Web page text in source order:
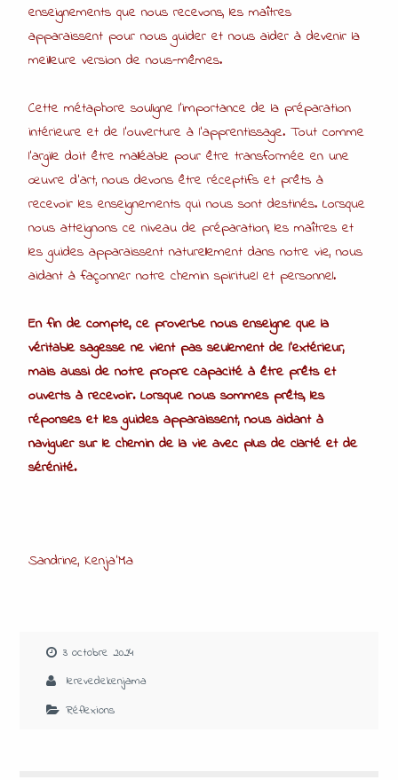
enseignements que nous recevons, les maîtres
apparaissent pour nous guider et nous aider à devenir la
meilleure version de nous-mêmes.
Cette métaphore souligne l’importance de la préparation
intérieure et de l’ouverture à l’apprentissage. Tout comme
l’argile doit être malléable pour être transformée en une
œuvre d’art, nous devons être réceptifs et prêts à
recevoir les enseignements qui nous sont destinés. Lorsque
nous atteignons ce niveau de préparation, les maîtres et
les guides apparaissent naturellement dans notre vie, nous
aidant à façonner notre chemin spirituel et personnel.
En fin de compte, ce proverbe nous enseigne que la
véritable sagesse ne vient pas seulement de l’extérieur,
mais aussi de notre propre capacité à être prêts et
ouverts à recevoir. Lorsque nous sommes prêts, les
réponses et les guides apparaissent, nous aidant à
naviguer sur le chemin de la vie avec plus de clarté et de
sérénité.
Sandrine, Kenja’Ma
3 octobre 2024
lerevedekenjama
Réflexions